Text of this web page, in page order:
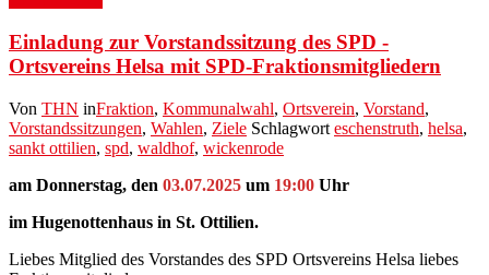
Einladung zur Vorstandssitzung des SPD -
Ortsvereins Helsa mit SPD-Fraktionsmitgliedern
Von THN inFraktion, Kommunalwahl, Ortsverein, Vorstand,
Vorstandssitzungen, Wahlen, Ziele Schlagwort eschenstruth, helsa,
sankt ottilien, spd, waldhof, wickenrode
am Donnerstag, den 03.07.2025 um 19:00 Uhr
im Hugenottenhaus in St. Ottilien.
Liebes Mitglied des Vorstandes des SPD Ortsvereins Helsa liebes